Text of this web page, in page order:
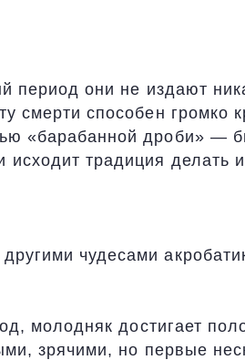
период они не издают
смерти способен громко
«барабанной дроби» —
традиция делать
чудесами
молодняк достигает
зрячими, но первые